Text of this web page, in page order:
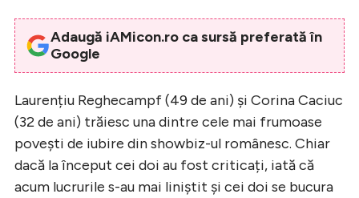
Adaugă iAMicon.ro ca sursă preferată în
Google
Laurențiu Reghecampf (49 de ani) și Corina Caciuc
(32 de ani) trăiesc una dintre cele mai frumoase
povești de iubire din showbiz-ul românesc. Chiar
dacă la început cei doi au fost criticați, iată că
acum lucrurile s-au mai liniștit și cei doi se bucura